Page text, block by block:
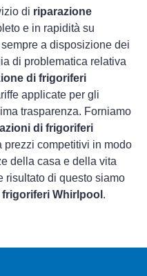
di riparazione
e in rapidità su
a disposizione dei
di problematica relativa
di frigoriferi
applicate per gli
trasparenza. Forniamo
di frigoriferi
prezzi competitivi in modo
della casa e della vita
risultato di questo siamo
Whirlpool .